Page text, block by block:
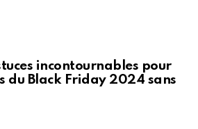
incontournables pour
du Black Friday 2024 sans